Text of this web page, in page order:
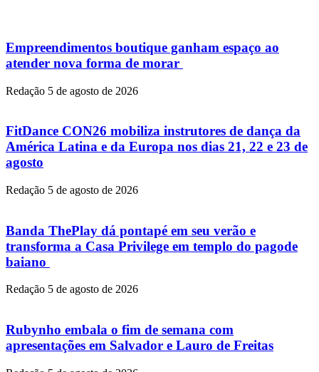
Empreendimentos boutique ganham espaço ao
atender nova forma de morar
Redação 5 de agosto de 2026
FitDance CON26 mobiliza instrutores de dança da
América Latina e da Europa nos dias 21, 22 e 23 de
agosto
Redação 5 de agosto de 2026
Banda ThePlay dá pontapé em seu verão e
transforma a Casa Privilege em templo do pagode
baiano
Redação 5 de agosto de 2026
Rubynho embala o fim de semana com
apresentações em Salvador e Lauro de Freitas